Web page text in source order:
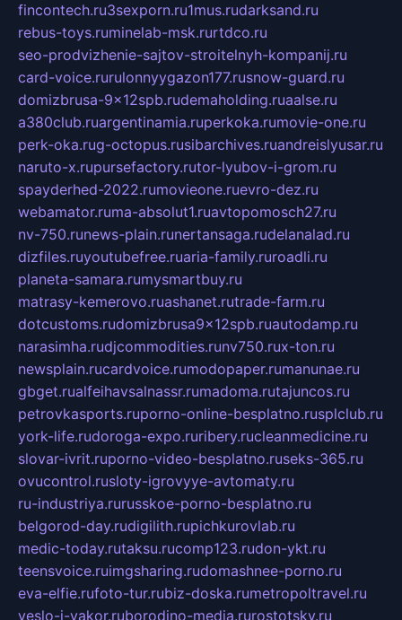
fincontech.ru3sexporn.ru1mus.rudarksand.ru
rebus-toys.ruminelab-msk.rurtdco.ru
seo-prodvizhenie-sajtov-stroitelnyh-kompanij.ru
card-voice.rurulonnyygazon177.rusnow-guard.ru
domizbrusa-9x12spb.rudemaholding.ruaalse.ru
a380club.ruargentinamia.ruperkoka.rumovie-one.ru
perk-oka.rug-octopus.rusibarchives.ruandreislyusar.ru
naruto-x.rupursefactory.rutor-lyubov-i-grom.ru
spayderhed-2022.rumovieone.ruevro-dez.ru
webamator.ruma-absolut1.ruavtopomosch27.ru
nv-750.runews-plain.runertansaga.rudelanalad.ru
dizfiles.ruyoutubefree.ruaria-family.ruroadli.ru
planeta-samara.rumysmartbuy.ru
matrasy-kemerovo.ruashanet.rutrade-farm.ru
dotcustoms.rudomizbrusa9x12spb.ruautodamp.ru
narasimha.rudjcommodities.runv750.rux-ton.ru
newsplain.rucardvoice.rumodopaper.rumanunae.ru
gbget.rualfeihavsalnassr.rumadoma.rutajuncos.ru
petrovkasports.ruporno-online-besplatno.rusplclub.ru
york-life.rudoroga-expo.ruribery.rucleanmedicine.ru
slovar-ivrit.ruporno-video-besplatno.ruseks-365.ru
ovucontrol.rusloty-igrovyye-avtomaty.ru
ru-industriya.rurusskoe-porno-besplatno.ru
belgorod-day.rudigilith.rupichkurovlab.ru
medic-today.rutaksu.rucomp123.rudon-ykt.ru
teensvoice.ruimgsharing.rudomashnee-porno.ru
eva-elfie.rufoto-tur.rubiz-doska.rumetropoltravel.ru
veslo-i-yakor.ruborodino-media.rurostotsky.ru